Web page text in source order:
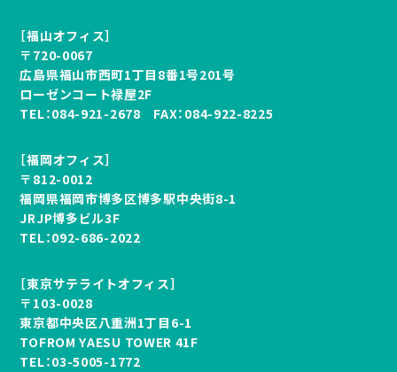
［福山オフィス］
〒720-0067
広島県福山市西町1丁目8番1号201号
ローゼンコート禄屋2F
TEL：084-921-2678 FAX：084-922-8225
［福岡オフィス］
〒812-0012
福岡県福岡市博多区博多駅中央街8-1
JRJP博多ビル3F
TEL：092-686-2022
［東京サテライトオフィス］
〒103-0028
東京都中央区八重洲1丁目6-1
TOFROM YAESU TOWER 41F
TEL：03-5005-1772